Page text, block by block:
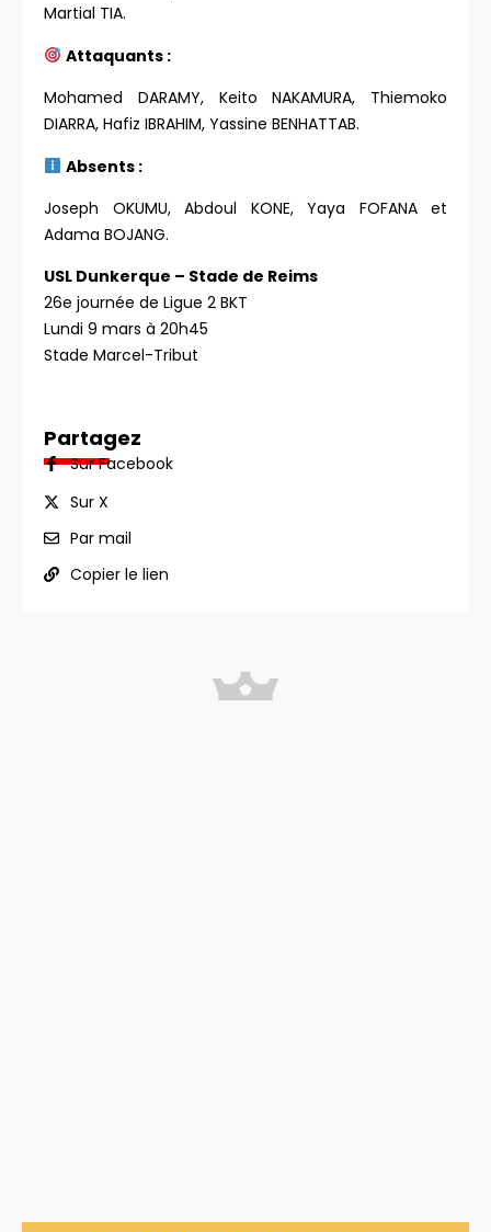
Martial TIA.
Attaquants :
Mohamed DARAMY, Keito NAKAMURA, Thiemoko
DIARRA, Hafiz IBRAHIM, Yassine BENHATTAB.
Absents :
Joseph OKUMU, Abdoul KONE, Yaya FOFANA et
Adama BOJANG.
USL Dunkerque – Stade de Reims
26e journée de Ligue 2 BKT
Lundi 9 mars à 20h45
Stade Marcel-Tribut
Partagez
Sur Facebook
Sur X
Par mail
Copier le lien